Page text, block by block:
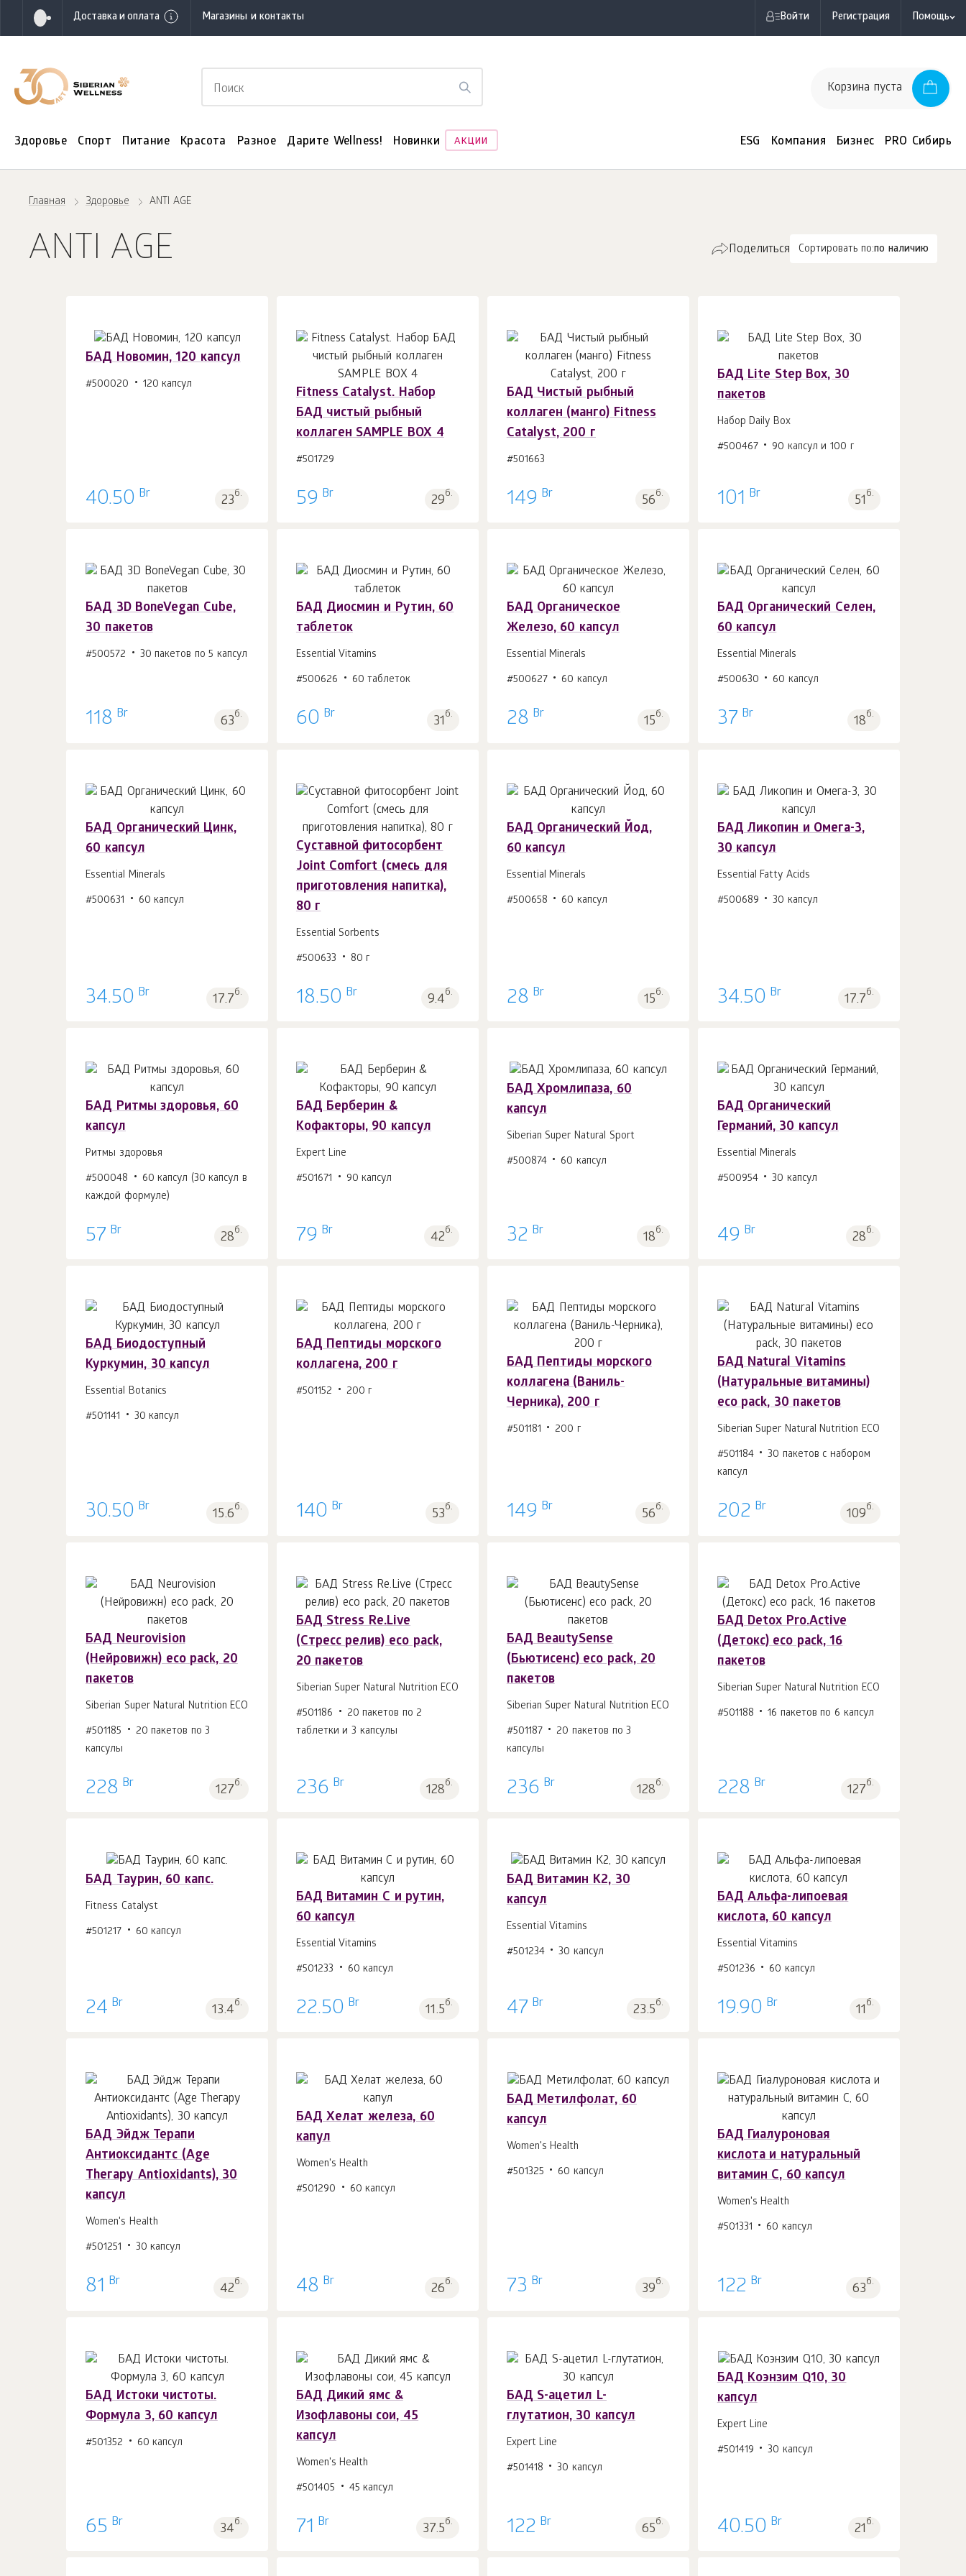
Доставка и оплата Магазины и контакты Войти Регистрация Помощь
Корзина пуста
Здоровье Спорт Питание Красота Разное Дарите Wellness! Новинки АКЦИИ ESG Компания Бизнес PRO Сибирь
Главная Здоровье ANTI AGE
ANTI AGE Сортировать по:по наличию
Поделиться
БАД Новомин, 120 капсул
#500020 120 капсул
40.50 Br 23б.
Fitness Catalyst. Набор
БАД чистый рыбный
коллаген SAMPLE BOX 4
#501729
59 Br 29б.
В корзину 1шт.
БАД Чистый рыбный
коллаген (манго) Fitness
Catalyst, 200 г
#501663
149 Br 56б.
В корзину 1шт.
БАД Lite Step Box, 30
пакетов
Набор Daily Box
#500467 90 капсул и 100 г
101 Br 51б.
БАД 3D BoneVegan Cube,
30 пакетов
#500572 30 пакетов по 5 капсул
118 Br 63б.
БАД Диосмин и Рутин, 60
таблеток
Essential Vitamins
#500626 60 таблеток
60 Br 31б.
БАД Органическое
Железо, 60 капсул
Essential Minerals
#500627 60 капсул
28 Br 15б.
БАД Органический Селен,
60 капсул
Essential Minerals
#500630 60 капсул
37 Br 18б.
БАД Органический Цинк,
60 капсул
Essential Minerals
#500631 60 капсул
34.50 Br 17.7б.
Суставной фитосорбент
Joint Comfort (смесь для
приготовления напитка),
80 г
Essential Sorbents
#500633 80 г
18.50 Br 9.4б.
В корзину 1шт.
БАД Органический Йод,
60 капсул
Essential Minerals
#500658 60 капсул
28 Br 15б.
БАД Ликопин и Омега-3,
30 капсул
Essential Fatty Acids
#500689 30 капсул
34.50 Br 17.7б.
БАД Ритмы здоровья, 60
капсул
Ритмы здоровья
#500048
60 капсул (30 капсул в
каждой формуле)
57 Br 28б.
БАД Берберин &
Кофакторы, 90 капсул
Expert Line
#501671 90 капсул
79 Br 42б.
БАД Хромлипаза, 60
капсул
Siberian Super Natural Sport
#500874 60 капсул
32 Br 18б.
В корзину 1 шт.
БАД Органический
Германий, 30 капсул
Essential Minerals
#500954 30 капсул
49 Br 28б.
БАД Биодоступный
Куркумин, 30 капсул
Essential Botanics
#501141 30 капсул
30.50 Br 15.6б.
БАД Пептиды морского
коллагена, 200 г
#501152 200 г
140 Br 53б.
БАД Пептиды морского
коллагена (Ваниль-
Черника), 200 г
#501181 200 г
149 Br 56б.
В корзину 1шт.
БАД Natural Vitamins
(Натуральные витамины)
eco pack, 30 пакетов
Siberian Super Natural Nutrition ECO
#501184
30 пакетов с набором
капсул
202 Br 109б.
В корзину 1шт.
БАД Neurovision
(Нейровижн) eco pack, 20
пакетов
Siberian Super Natural Nutrition ECO
#501185
20 пакетов по 3
капсулы
228 Br 127б.
В корзину 1 шт.
БАД Stress Re.Live
(Стресс релив) eco pack,
20 пакетов
Siberian Super Natural Nutrition ECO
#501186
20 пакетов по 2
таблетки и 3 капсулы
236 Br 128б.
В корзину 1
БАД BeautySense
(Бьютисенс) eco pack, 20
пакетов
Siberian Super Natural Nutrition ECO
#501187
20 пакетов по 3
капсулы
236 Br 128б.
В корзину 1шт.
БАД Detox Pro.Active
(Детокс) eco pack, 16
пакетов
Siberian Super Natural Nutrition ECO
#501188 16 пакетов по 6 капсул
228 Br 127б.
БАД Таурин, 60 капс.
Fitness Catalyst
#501217 60 капсул
24 Br 13.4б.
В корзину 1
БАД Витамин С и рутин,
60 капсул
Essential Vitamins
#501233 60 капсул
22.50 Br 11.5б.
БАД Витамин К2, 30
капсул
Essential Vitamins
#501234 30 капсул
47 Br 23.5б.
В корзину 1
БАД Альфа-липоевая
кислота, 60 капсул
Essential Vitamins
#501236 60 капсул
19.90 Br 11б.
БАД Эйдж Терапи
Антиоксидантс (Аge
Тhегару Antioxidants), 30
капсул
Women's Health
#501251 30 капсул
81 Br 42б.
В корзину 1шт.
БАД Хелат железа, 60
капул
Women's Health
#501290 60 капсул
48 Br 26б.
БАД Метилфолат, 60
капсул
Women's Health
#501325 60 капсул
73 Br 39б.
В корзину 1
БАД Гиалуроновая
кислота и натуральный
витамин С, 60 капсул
Women's Health
#501331 60 капсул
122 Br 63б.
В корзину 1шт.
БАД Истоки чистоты.
Формула 3, 60 капсул
#501352 60 капсул
65 Br 34б.
БАД Дикий ямс &
Изофлавоны сои, 45
капсул
Women's Health
#501405 45 капсул
71 Br 37.5б.
БАД S-ацетил L-
глутатион, 30 капсул
Expert Line
#501418 30 капсул
122 Br 65б.
БАД Коэнзим Q10, 30
капсул
Expert Line
#501419 30 капсул
40.50 Br 21б.
В корзину 1